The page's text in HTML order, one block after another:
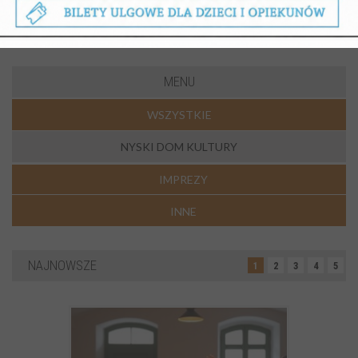
MENU
WSZYSTKIE
NYSKI DOM KULTURY
IMPREZY
INNE
NAJNOWSZE 1 2 3 4 5